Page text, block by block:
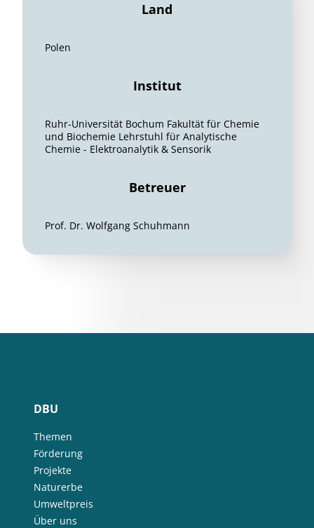
Land
Polen
Institut
Ruhr-Universität Bochum Fakultät für Chemie
und Biochemie Lehrstuhl für Analytische
Chemie - Elektroanalytik & Sensorik
Betreuer
Prof. Dr. Wolfgang Schuhmann
DBU
Themen
Förderung
Projekte
Naturerbe
Umweltpreis
Über uns